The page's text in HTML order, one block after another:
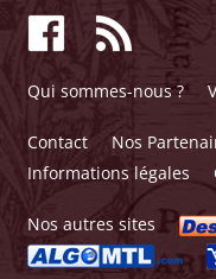
Qui sommes-nous ?
Contact Nos
Informations légales
Nos autres sites